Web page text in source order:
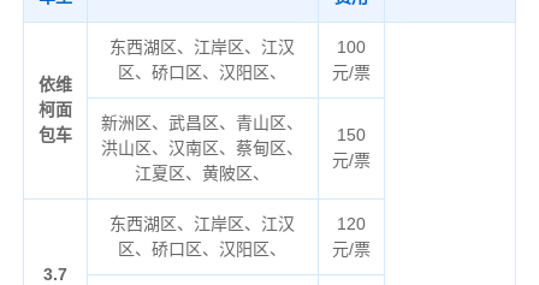
依维
柯面
包车
东西湖区、江岸区、江汉
区、硚口区、汉阳区、
100
元/票
新洲区、武昌区、青山区、
洪山区、汉南区、蔡甸区、
江夏区、黄陂区、
150
元/票
3.7
东西湖区、江岸区、江汉
区、硚口区、汉阳区、
120
元/票